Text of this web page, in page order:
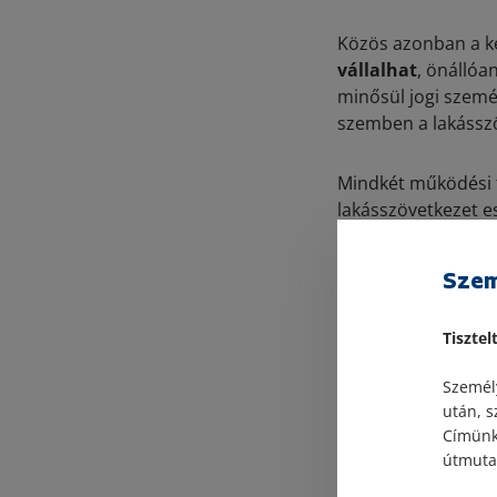
Közös azonban a
vállalhat,
minősül jogi
szemben a
Mindkét működési
lakásszövetkezet
lakásszövetkezet
a társasháznál a
A lakásszövetkezet
után,